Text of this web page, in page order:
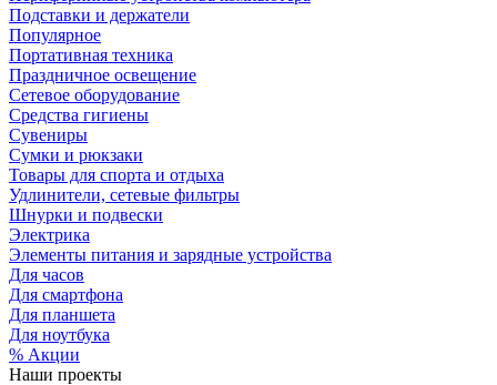
Подставки и держатели
Популярное
Портативная техника
Праздничное освещение
Сетевое оборудование
Средства гигиены
Сувениры
Сумки и рюкзаки
Товары для спорта и отдыха
Удлинители, сетевые фильтры
Шнурки и подвески
Электрика
Элементы питания и зарядные устройства
Для часов
Для смартфона
Для планшета
Для ноутбука
% Акции
Наши проекты